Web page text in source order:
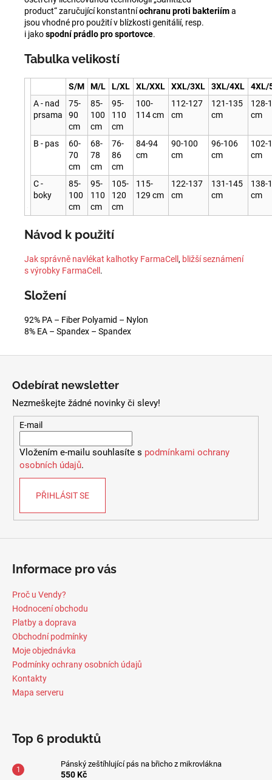
product“ zaručující konstantníochranuproti bakteriíma
jsou vhodné pro použití v blízkosti genitálií, resp.
i jakospodní prádlopro sportovce.
Tabulka velikostí
S/M M/L L/XL XL/XXL XXL/3XL 3XL/4XL
4XL/
A - nad
prsama
75-
90
cm
85-
100
cm
95-
110
cm
100-
114 cm
112-127
cm
121-135
cm
128-
cm
B - pas
60-
70
cm
68-
78
cm
76-
86
cm
84-94
cm
90-100
cm
96-106
cm
102-
cm
C -
boky
85-
100
cm
95-
110
cm
105-
120
cm
115-
129 cm
122-137
cm
131-145
cm
138-
cm
Návod k použití
Jak správně navlékat kalhotky FarmaCell , bližší seznámení
s výrobky FarmaCell .
Složení
92% PA – Fiber Polyamid – Nylon
8% EA – Spandex – Spandex
Odebírat newsletter
Nezmeškejte žádné novinky či slevy!
E-mail
Vložením e-mailu souhlasíte s podmínkami ochrany
osobních údajů.
PŘIHLÁSIT SE
Informace pro vás
Proč u Vendy?
Hodnocení obchodu
Platby a doprava
Obchodní podmínky
Moje objednávka
Podmínky ochrany osobních údajů
Kontakty
Mapa serveru
Top 6 produktů
Pánský zeštíhlující pás na břicho z mikrovlákna
550 Kč